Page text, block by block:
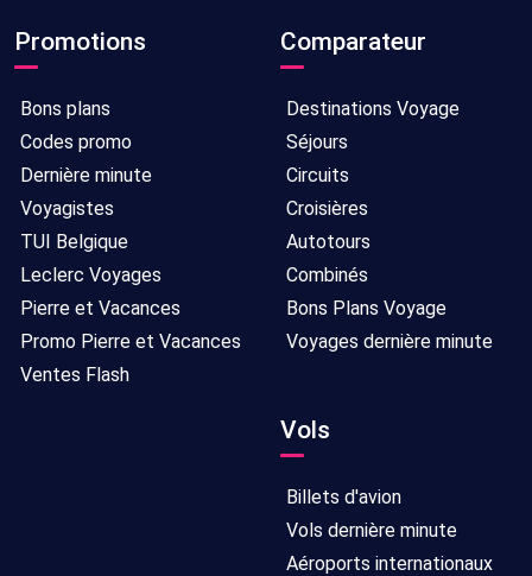
Promotions
Bons plans
Codes promo
Dernière minute
Voyagistes
TUI Belgique
Leclerc Voyages
Pierre et Vacances
Promo Pierre et Vacances
Ventes Flash
Comparateur
Destinations Voyage
Séjours
Circuits
Croisières
Autotours
Combinés
Bons Plans Voyage
Voyages dernière minute
Vols
Billets d'avion
Vols dernière minute
Aéroports internationaux